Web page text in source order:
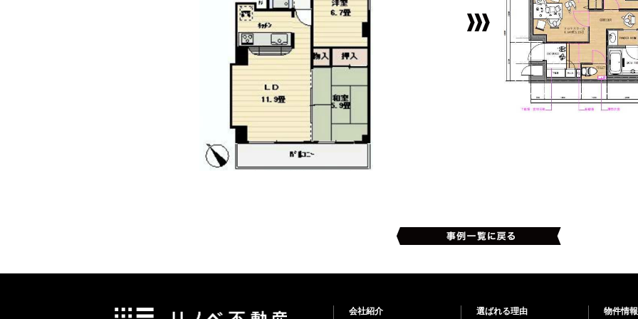
会社紹介 選ばれる理由 物件情報